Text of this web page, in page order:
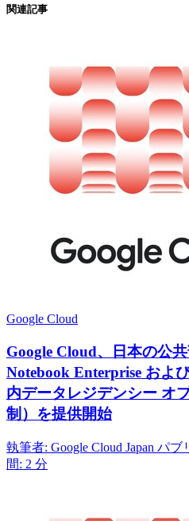
関連記事
Google Cloud
Google Cloud、日本の公
Notebook Enterprise およ
内データレジデンシー オ
制）を提供開始
執筆者: Google Cloud Japan パ
間: 2 分